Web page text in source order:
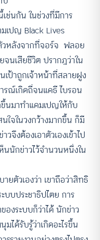
ช่นกัน ในช่วงที่มีการ
เปญ Black Lives
หลังจากที่จอร์จ ฟลอย
นเสียชีวิต ปรากฎว่าใน
ป้าถูกเจ้าหน้าที่สลายฝูง
รณ์เกิดถี่จนแคธี ไบรอน
นมาทำแคมเปญให้กับ
ใจในวงกว้างมากขึ้น ก็มี
จึงต้องเอาตัวเองเข้าไป
นนักข่าวไว้จำนวนหนึ่งใน
ยตัวเองว่า เขาถือว่าสิทธิ
บประชาธิปไตย การ
งระบบก็ว่าได้ นักข่าว
ได้รับรู้ว่าเกิดอะไรขึ้น